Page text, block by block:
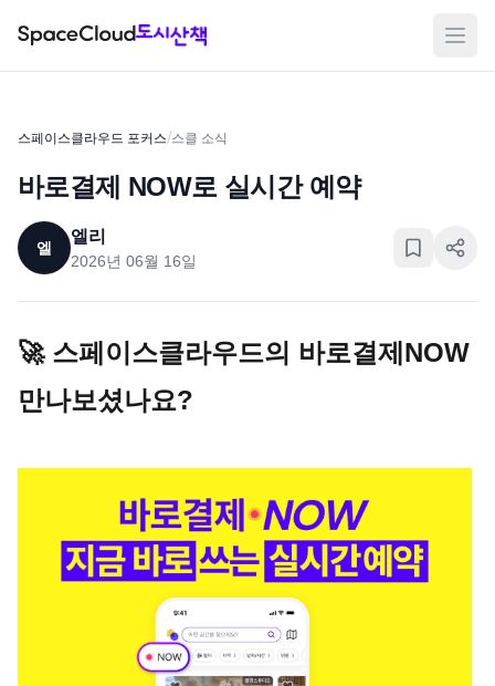
메뉴
스페이스클라우드 포커스/스클 소식
바로결제 NOW로 실시간 예약
엘
엘리
2026년 06월 16일
🚀 스페이스클라우드의 바로결제NOW
만나보셨나요?